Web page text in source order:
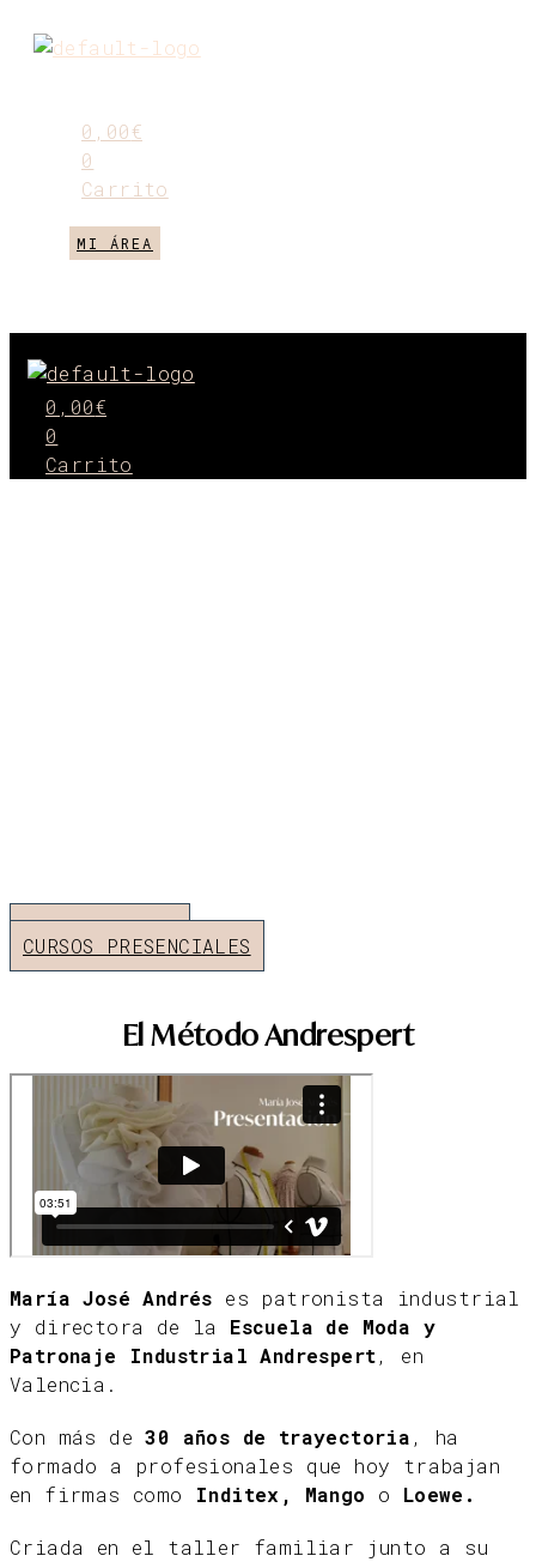
0,00€
0
Carrito
MI ÁREA
Menú
0,00€
0
Carrito
CURSOS ONLINE
CURSOS PRESENCIALES
El Método Andrespert
María José Andrés es patronista industrial
y directora de la Escuela de Moda y
Patronaje Industrial Andrespert, en
Valencia.
Con más de30 años de trayectoria , ha
formado a profesionales que hoy trabajan
en firmas como Inditex, Mango o Loewe.
Criada en el taller familiar junto a su